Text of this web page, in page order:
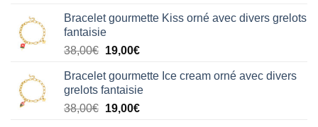
initial
était :
38,00€.
actuel
19,00€.
Bracelet gourmette Kiss orné avec divers grelots
fantaisie
38,00€ Le
initial
était :
38,00€.
19,00€Le
actuel
est :
19,00€.
Bracelet gourmette Ice cream orné avec divers
grelots fantaisie
38,00€ Le
19,00€Le